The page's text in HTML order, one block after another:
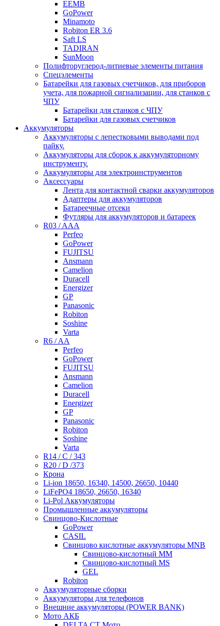
EEMB
GoPower
Minamoto
Robiton ER 3.6
Saft LS
TADIRAN
SunMoon
Полифторуглерод-литиевые элементы питания
Спецэлементы
Батарейки для газовых счетчиков, для приборов
учета, для пожарной сигнализации, для станков с
ЧПУ
Батарейки для станков с ЧПУ
Батарейки для газовых счетчиков
Аккумуляторы
Аккумуляторы с лепестковыми выводами под
пайку.
Аккумуляторы для сборок к аккумуляторному
инструменту.
Аккумуляторы для электроинструментов
Аксессуары
Лента для контактной сварки аккумуляторов
Адаптеры для аккумуляторов
Батареечные отсеки
Футляры для аккумуляторов и батареек
R03 / AAA
Perfeo
GoPower
FUJITSU
Ansmann
Camelion
Duracell
Energizer
GP
Panasonic
Robiton
Soshine
Varta
R6 / AA
Perfeo
GoPower
FUJITSU
Ansmann
Camelion
Duracell
Energizer
GP
Panasonic
Robiton
Soshine
Varta
R14 / C / 343
R20 / D /373
Крона
Li-ion 18650, 16340, 14500, 26650, 10440
LiFePO4 18650, 26650, 16340
Li-Pol Аккумуляторы
Промышленные аккумуляторы
Свинцово-Кислотные
GoPower
CASIL
Свинцово кислотные аккумуляторы MNB
Cвинцово-кислотный MM
Cвинцово-кислотный MS
GEL
Robiton
Аккумуляторные сборки
Аккумуляторы для телефонов
Внешние аккумуляторы (POWER BANK)
Мото АКБ